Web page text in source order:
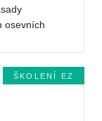
osevních
rizika ztrát
i
kopinatého
ŠKOLENÍ EZ